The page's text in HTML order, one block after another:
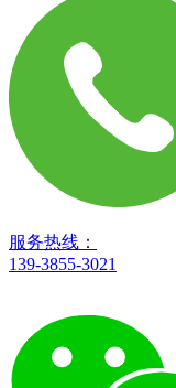
服务热线：
139-3855-3021